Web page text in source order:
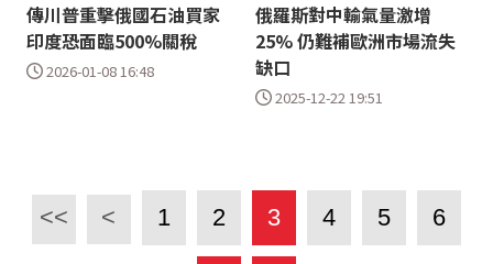
傳川普重擊俄國石油買家
印度恐面臨500%關稅
2026-01-08 16:48
俄羅斯對中輸氣量激增
25% 仍難補歐洲市場流失
缺口
2025-12-22 19:51
<< < 1 2 3 4 5 6